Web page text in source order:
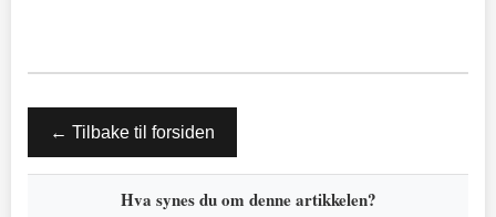
← Tilbake til forsiden
Hva synes du om denne artikkelen?